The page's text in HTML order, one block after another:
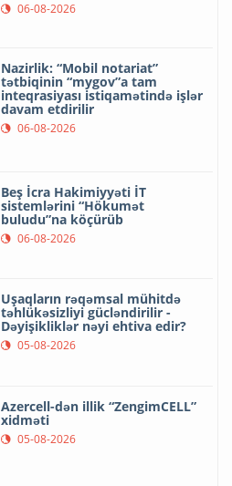
06-08-2026
Nazirlik: “Mobil notariat”
tətbiqinin “mygov”a tam
inteqrasiyası istiqamətində işlər
davam etdirilir
06-08-2026
Beş İcra Hakimiyyəti İT
sistemlərini “Hökumət
buludu”na köçürüb
06-08-2026
Uşaqların rəqəmsal mühitdə
təhlükəsizliyi gücləndirilir -
Dəyişikliklər nəyi ehtiva edir?
05-08-2026
Azercell-dən illik “ZengimCELL”
xidməti
05-08-2026